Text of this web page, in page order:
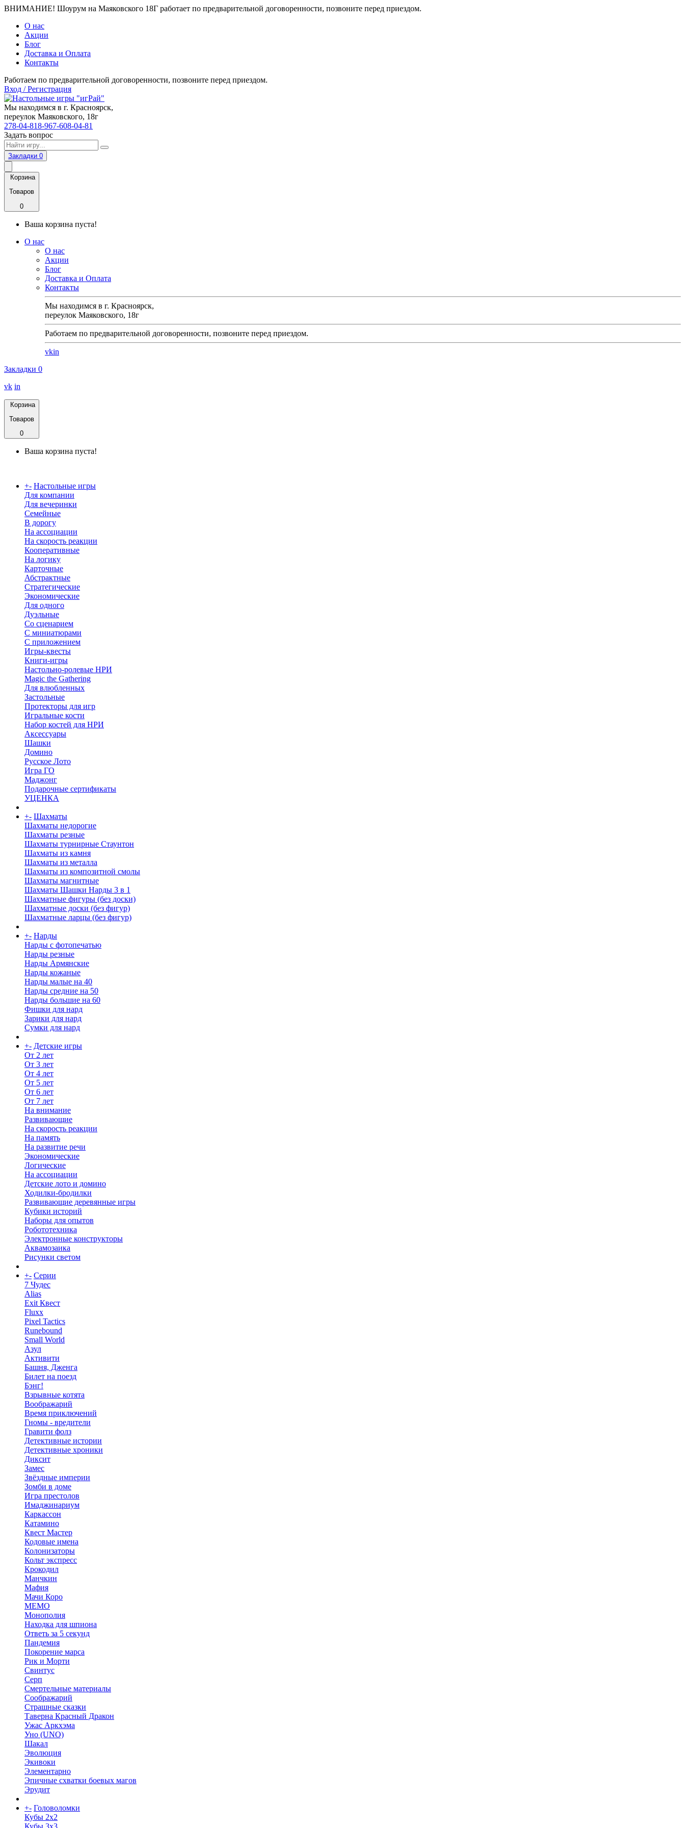
ВНИМАНИЕ! Шоурум на Маяковского 18Г работает по предварительной договоренности, позвоните перед приездом.
О нас
Акции
Блог
Доставка и Оплата
Контакты
Работаем по предварительной договоренности, позвоните перед приездом.
Вход / Регистрация
Мы находимся в г. Красноярск,
переулок Маяковского, 18г
278-04-818-967-608-04-81
Задать вопрос
Закладки 0
Корзина
Товаров
0
Ваша корзина пуста!
О нас
О нас
Акции
Блог
Доставка и Оплата
Контакты
Мы находимся в г. Красноярск,
переулок Маяковского, 18г
Работаем по предварительной договоренности, позвоните перед приездом.
vkin
Закладки 0
vk in
Корзина
Товаров
0
Ваша корзина пуста!
+- Настольные игры
Для компании
Для вечеринки
Семейные
В дорогу
На ассоциации
На скорость реакции
Кооперативные
На логику
Карточные
Абстрактные
Стратегические
Экономические
Для одного
Дуэльные
Со сценарием
С миниатюрами
С приложением
Игры-квесты
Книги-игры
Настольно-ролевые НРИ
Magic the Gathering
Для влюбленных
Застольные
Протекторы для игр
Игральные кости
Набор костей для НРИ
Аксессуары
Шашки
Домино
Русское Лото
Игра ГО
Маджонг
Подарочные сертификаты
УЦЕНКА
+- Шахматы
Шахматы недорогие
Шахматы резные
Шахматы турнирные Стаунтон
Шахматы из камня
Шахматы из металла
Шахматы из композитной смолы
Шахматы магнитные
Шахматы Шашки Нарды 3 в 1
Шахматные фигуры (без доски)
Шахматные доски (без фигур)
Шахматные ларцы (без фигур)
+- Нарды
Нарды с фотопечатью
Нарды резные
Нарды Армянские
Нарды кожаные
Нарды малые на 40
Нарды средние на 50
Нарды большие на 60
Фишки для нард
Зарики для нард
Сумки для нард
+- Детские игры
От 2 лет
От 3 лет
От 4 лет
От 5 лет
От 6 лет
От 7 лет
На внимание
Развивающие
На скорость реакции
На память
На развитие речи
Экономические
Логические
На ассоциации
Детские лото и домино
Ходилки-бродилки
Развивающие деревянные игры
Кубики историй
Наборы для опытов
Робототехника
Электронные конструкторы
Аквамозаика
Рисунки светом
+- Серии
7 Чудес
Alias
Exit Квест
Fluxx
Pixel Tactics
Runebound
Small World
Азул
Активити
Башня, Дженга
Билет на поезд
Бэнг!
Взрывные котята
Воображарий
Время приключений
Гномы - вредители
Гравити фолз
Детективные истории
Детективные хроники
Диксит
Замес
Звёздные империи
Зомби в доме
Игра престолов
Имаджинариум
Каркассон
Катамино
Квест Мастер
Кодовые имена
Колонизаторы
Кольт экспресс
Крокодил
Манчкин
Мафия
Мачи Коро
МЕМО
Монополия
Находка для шпиона
Ответь за 5 секунд
Пандемия
Покорение марса
Рик и Морти
Свинтус
Серп
Смертельные материалы
Соображарий
Страшные сказки
Таверна Красный Дракон
Ужас Аркхэма
Уно (UNO)
Шакал
Эволюция
Экивоки
Элементарно
Эпичные схватки боевых магов
Эрудит
+- Головоломки
Кубы 2х2